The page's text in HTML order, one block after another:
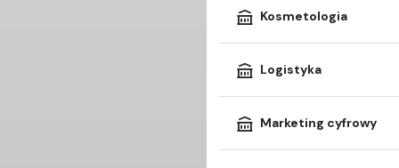
Kosmetologia
Logistyka
Marketing cyfrowy